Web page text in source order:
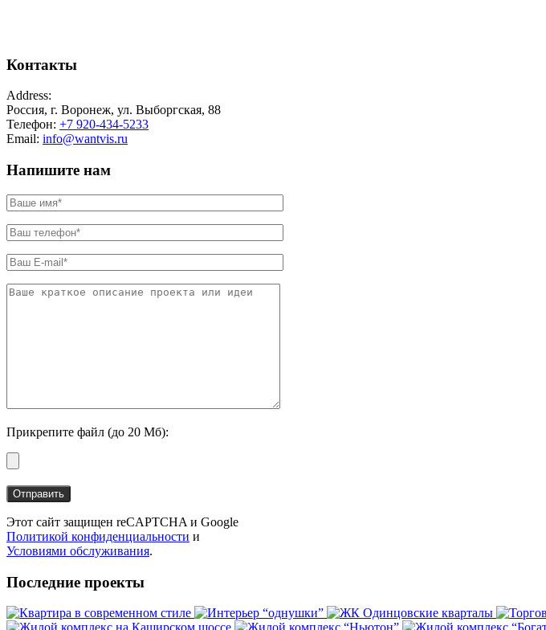
Контакты
Address:
Россия, г. Воронеж, ул. Выборгская, 88
Телефон: +7 920-434-5233
Email: info@wantvis.ru
Напишите нам
Прикрепите файл (до 20 Мб):
Этот сайт защищен reCAPTCHA и Google
Политикой конфиденциальности и
Условиями обслуживания.
Последние проекты